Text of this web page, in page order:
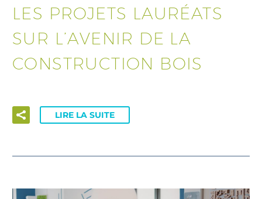
LES PROJETS LAURÉATS
SUR L’AVENIR DE LA
CONSTRUCTION BOIS
LIRE LA SUITE